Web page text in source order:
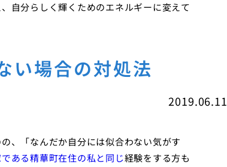
自分らしく輝くためのエネルギーに変えて
い場合の対処法
2019.06.11
、「なんだか自分には似合わない気がす
ある精華町在住の私と同じ経験をする方も